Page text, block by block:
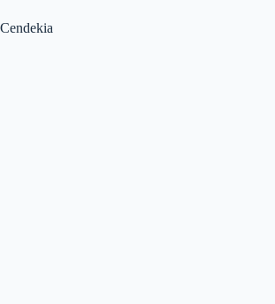
Cendekia